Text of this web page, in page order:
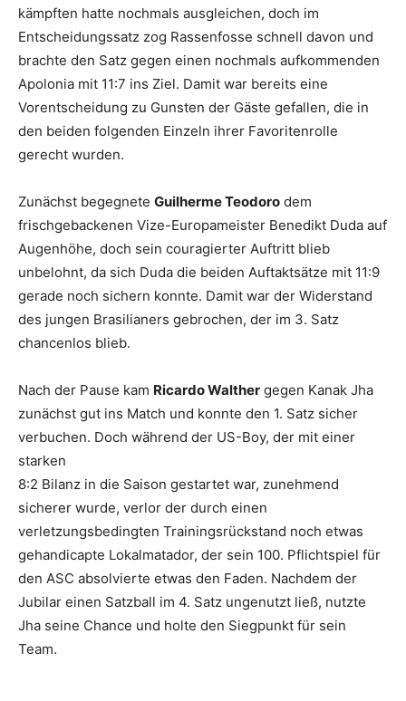
kämpften hatte nochmals ausgleichen, doch im
Entscheidungssatz zog Rassenfosse schnell davon und
brachte den Satz gegen einen nochmals aufkommenden
Apolonia mit 11:7 ins Ziel. Damit war bereits eine
Vorentscheidung zu Gunsten der Gäste gefallen, die in
den beiden folgenden Einzeln ihrer Favoritenrolle
gerecht wurden.
Zunächst begegnete Guilherme Teodoro dem
frischgebackenen Vize-Europameister Benedikt Duda auf
Augenhöhe, doch sein couragierter Auftritt blieb
unbelohnt, da sich Duda die beiden Auftaktsätze mit 11:9
gerade noch sichern konnte. Damit war der Widerstand
des jungen Brasilianers gebrochen, der im 3. Satz
chancenlos blieb.
Nach der Pause kam Ricardo Walther gegen Kanak Jha
zunächst gut ins Match und konnte den 1. Satz sicher
verbuchen. Doch während der US-Boy, der mit einer
starken
8:2 Bilanz in die Saison gestartet war, zunehmend
sicherer wurde, verlor der durch einen
verletzungsbedingten Trainingsrückstand noch etwas
gehandicapte Lokalmatador, der sein 100. Pflichtspiel für
den ASC absolvierte etwas den Faden. Nachdem der
Jubilar einen Satzball im 4. Satz ungenutzt ließ, nutzte
Jha seine Chance und holte den Siegpunkt für sein
Team.